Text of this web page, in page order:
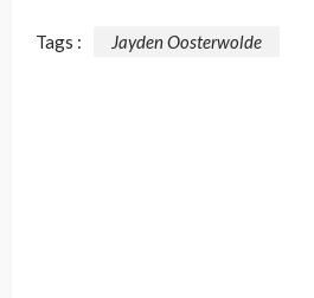
Tags : Jayden Oosterwolde